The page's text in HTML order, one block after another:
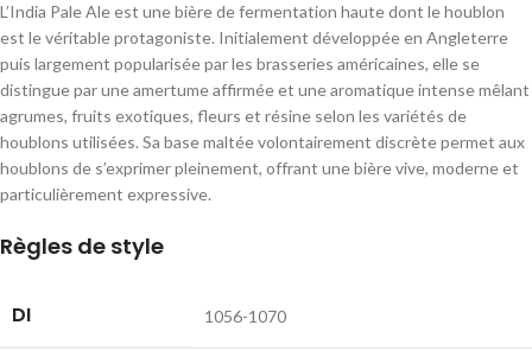
L’India Pale Ale est une bière de fermentation haute dont le houblon
est le véritable protagoniste. Initialement développée en Angleterre
puis largement popularisée par les brasseries américaines, elle se
distingue par une amertume affirmée et une aromatique intense mêlant
agrumes, fruits exotiques, fleurs et résine selon les variétés de
houblons utilisées. Sa base maltée volontairement discrète permet aux
houblons de s’exprimer pleinement, offrant une bière vive, moderne et
particulièrement expressive.
Règles de style
DI 1056-1070